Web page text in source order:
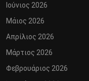
Ιούνιος 2026
Μάιος 2026
Απρίλιος 2026
Μάρτιος 2026
Φεβρουάριος 2026